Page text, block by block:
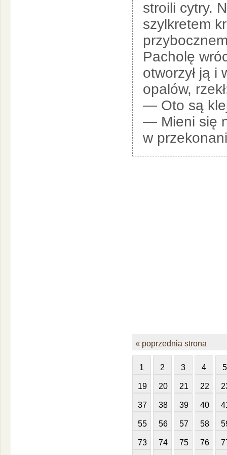
stroili cytry.
szylkretem
Pacholę
otworzył ją i
opalów,
— Oto są
— Mieni się
w
« poprzednia strona
1 2 3 4 5
19 20 21 22
37 38 39 40
55 56 57 58
73 74 75 76